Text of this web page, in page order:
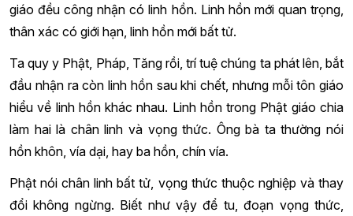
giáo đều công nhận có linh hồn. Linh hồn mới quan trọng,
thân xác có giới hạn, linh hồn mới bất tử.
Ta quy y Phật, Pháp, Tăng rồi, trí tuệ chúng ta phát lên, bắt
đầu nhận ra còn linh hồn sau khi chết, nhưng mỗi tôn giáo
hiểu về linh hồn khác nhau. Linh hồn trong Phật giáo chia
làm hai là chân linh và vọng thức. Ông bà ta thường nói
hồn khôn, vía dại, hay ba hồn, chín vía.
Phật nói chân linh bất tử, vọng thức thuộc nghiệp và thay
đổi không ngừng. Biết như vậy để tu, đoạn vọng thức,